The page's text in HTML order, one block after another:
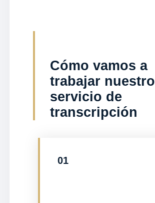
Cómo vamos a
trabajar nuestro
servicio de
transcripción
01